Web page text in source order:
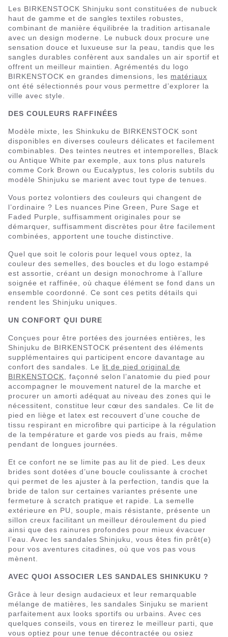
Les BIRKENSTOCK Shinjuku sont constituées de nubuck
haut de gamme et de sangles textiles robustes,
combinant de manière équilibrée la tradition artisanale
avec un design moderne. Le nubuck doux procure une
sensation douce et luxueuse sur la peau, tandis que les
sangles durables confèrent aux sandales un air sportif et
offrent un meilleur maintien. Agrémentés du logo
BIRKENSTOCK en grandes dimensions, les matériaux
ont été sélectionnés pour vous permettre d’explorer la
ville avec style.
DES COULEURS RAFFINÉES
Modèle mixte, les Shinkuku de BIRKENSTOCK sont
disponibles en diverses couleurs délicates et facilement
combinables. Des teintes neutres et intemporelles, Black
ou Antique White par exemple, aux tons plus naturels
comme Cork Brown ou Eucalyptus, les coloris subtils du
modèle Shinjuku se marient avec tout type de tenues.
Vous portez volontiers des couleurs qui changent de
l’ordinaire ? Les nuances Pine Green, Pure Sage et
Faded Purple, suffisamment originales pour se
démarquer, suffisamment discrètes pour être facilement
combinées, apportent une touche distinctive.
Quel que soit le coloris pour lequel vous optez, la
couleur des semelles, des boucles et du logo estampé
est assortie, créant un design monochrome à l’allure
soignée et raffinée, où chaque élément se fond dans un
ensemble coordonné. Ce sont ces petits détails qui
rendent les Shinjuku uniques.
UN CONFORT QUI DURE
Conçues pour être portées des journées entières, les
Shinjuku de BIRKENSTOCK présentent des éléments
supplémentaires qui participent encore davantage au
confort des sandales. Le lit de pied original de
BIRKENSTOCK , façonné selon l’anatomie du pied pour
accompagner le mouvement naturel de la marche et
procurer un amorti adéquat au niveau des zones qui le
nécessitent, constitue leur cœur des sandales. Ce lit de
pied en liège et latex est recouvert d’une couche de
tissu respirant en microfibre qui participe à la régulation
de la température et garde vos pieds au frais, même
pendant de longues journées.
Et ce confort ne se limite pas au lit de pied. Les deux
brides sont dotées d’une boucle coulissante à crochet
qui permet de les ajuster à la perfection, tandis que la
bride de talon sur certaines variantes présente une
fermeture à scratch pratique et rapide. La semelle
extérieure en PU, souple, mais résistante, présente un
sillon creux facilitant un meilleur déroulement du pied
ainsi que des rainures profondes pour mieux évacuer
l’eau. Avec les sandales Shinjuku, vous êtes fin prêt(e)
pour vos aventures citadines, où que vos pas vous
mènent.
AVEC QUOI ASSOCIER LES SANDALES SHINKUKU ?
Grâce à leur design audacieux et leur remarquable
mélange de matières, les sandales Sinjuku se marient
parfaitement aux looks sportifs ou urbains. Avec ces
quelques conseils, vous en tirerez le meilleur parti, que
vous optiez pour une tenue décontractée ou osiez